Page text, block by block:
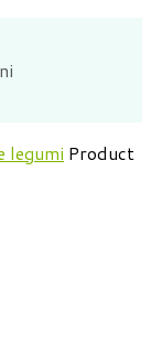
legumi Product